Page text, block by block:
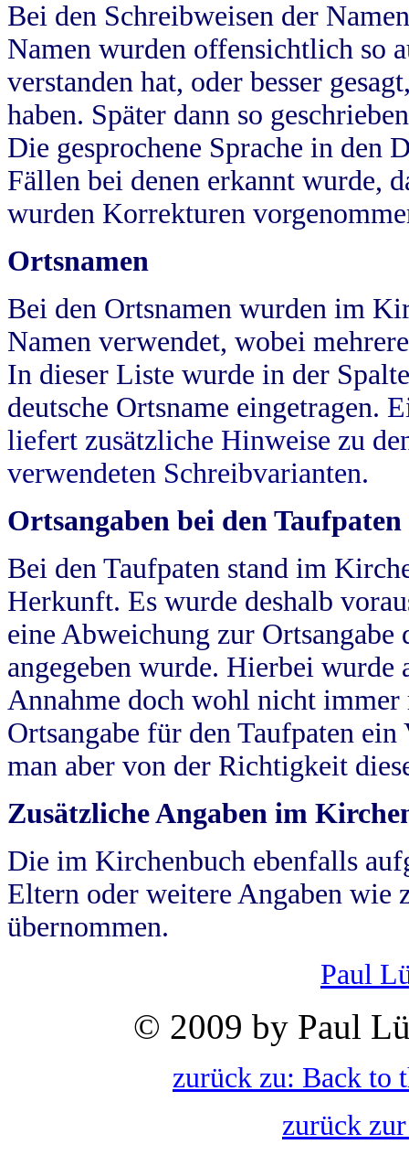
Bei den Schreibweisen der
Namen wurden offensichtlich so
verstanden hat, oder besser
haben. Später dann so
Die gesprochene Sprache in
Fällen bei denen erkannt wurde,
wurden Korrekturen
Ortsnamen
Bei den Ortsnamen wurden im
Namen verwendet, wobei
In dieser Liste wurde in der
deutsche Ortsname eingetragen.
liefert zusätzliche Hinweise zu
verwendeten Schreibvarianten.
Ortsangaben bei den Taufpaten
Bei den Taufpaten stand im
Herkunft. Es wurde deshalb
eine Abweichung zur
angegeben wurde. Hierbei wurde
Annahme doch wohl nicht
Ortsangabe für den Taufpaten
man aber von der Richtigkeit
Zusätzliche Angaben im
Die im Kirchenbuch ebenfalls
Eltern oder weitere Angaben wie
übernommen.
Paul
© 2009 by Paul
zurück zu: Back to
zurück